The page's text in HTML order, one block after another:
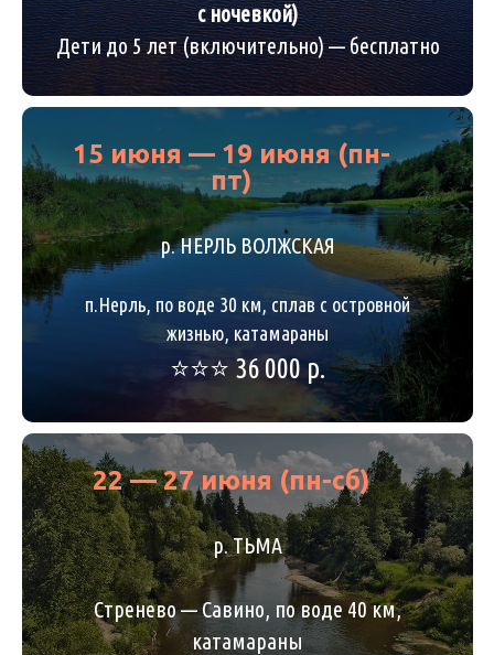
с ночевкой)
Дети до 5 лет (включительно) — бесплатно
15 июня — 19 июня (пн-
пт)
р. НЕРЛЬ ВОЛЖСКАЯ
п.Нерль, по воде 30 км, сплав с островной
жизнью, катамараны
⭐️⭐️⭐️ 36 000 р.
22 — 27 июня (пн-сб)
р. ТЬМА
Стренево — Савино, по воде 40 км,
катамараны